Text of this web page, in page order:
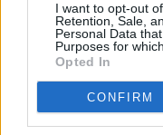
I want to opt-out
Retention, Sale,
Personal Data
Purposes for
Opted In
CONFIRM